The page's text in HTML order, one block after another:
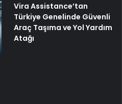
Vira Assistance’tan
Türkiye Genelinde Güvenli
Araç Taşıma ve Yol Yardım
Atağı